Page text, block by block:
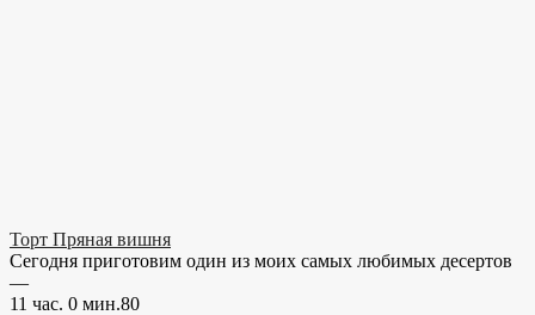
Торт Пряная вишня
Сегодня приготовим один из моих самых любимых десертов
—
11 час. 0 мин.80